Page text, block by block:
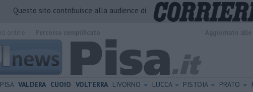
Questo sito contribuisce alla audience di
PISA VALDERA CUOIO VOLTERRA LIVORNO LUCCA PISTOIA PRATO